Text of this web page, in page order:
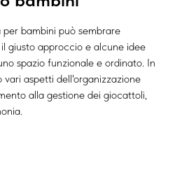
bambini può sembrare
giusto approccio e alcune idee
spazio funzionale e ordinato. In
aspetti dell'organizzazione
alla gestione dei giocattoli,